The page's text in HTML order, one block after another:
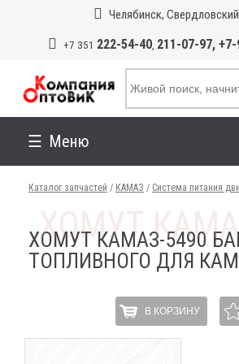
Челябинск,
+7 351 222-54-40, 211-07-97,
Меню
Каталог запчастей / КАМАЗ / Система питания
ХОМУТ КАМАЗ-5490
ТОПЛИВНОГО ДЛЯ
В КОРЗИНУ